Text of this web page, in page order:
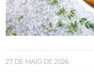
27 DE MAIO DE 2026